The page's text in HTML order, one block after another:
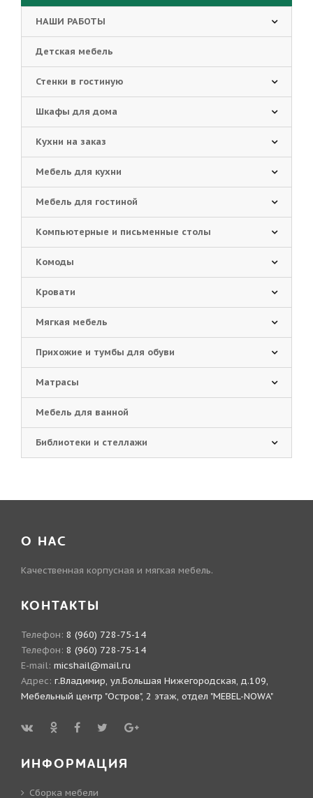
НАШИ РАБОТЫ
Детская мебель
Стенки в гостиную
Шкафы для дома
Кухни на заказ
Мебель для кухни
Мебель для гостиной
Компьютерные и письменные столы
Комоды
Кровати
Мягкая мебель
Прихожие и тумбы для обуви
Матрасы
Мебель для ванной
Библиотеки и стеллажи
О НАС
Качественная корпусная и мягкая мебель.
КОНТАКТЫ
Телефон: 8 (960) 728-75-14
Телефон: 8 (960) 728-75-14
E-mail: micshail@mail.ru
Адрес: г.Владимир, ул.Большая Нижегородская, д.109,
Мебельный центр "Остров", 2 этаж, отдел "MEBEL-NOWA"
ИНФОРМАЦИЯ
Сборка мебели